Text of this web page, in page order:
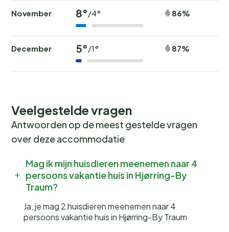
November 8°/4° 86%
December 5°/1° 87%
Veelgestelde vragen
Antwoorden op de meest gestelde vragen
over deze accommodatie
Mag ik mijn huisdieren meenemen naar 4
persoons vakantie huis in Hjørring-By
Traum?
Ja, je mag 2 huisdieren meenemen naar 4
persoons vakantie huis in Hjørring-By Traum